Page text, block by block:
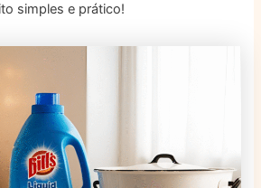
simples e prático!